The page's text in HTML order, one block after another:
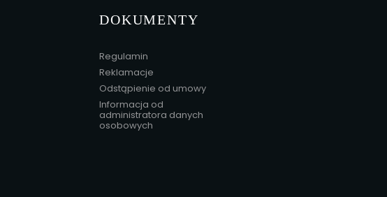
DOKUMENTY
Regulamin
Reklamacje
Odstąpienie od umowy
Informacja od
administratora danych
osobowych